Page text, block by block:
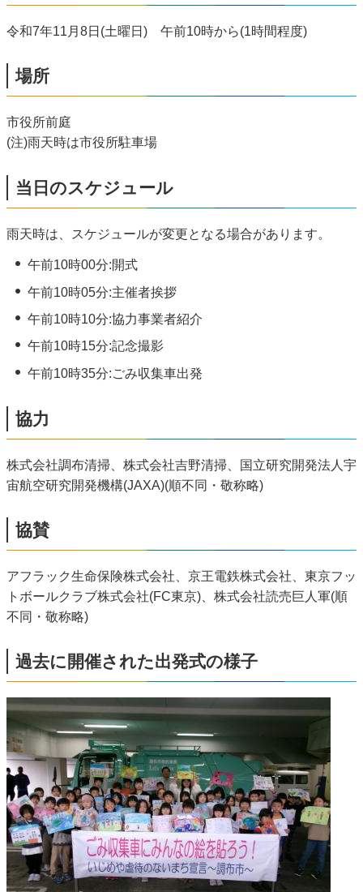
令和7年11月8日(土曜日) 午前10時から(1時間程度)
場所
市役所前庭
(注)雨天時は市役所駐車場
当日のスケジュール
雨天時は、スケジュールが変更となる場合があります。
午前10時00分:開式
午前10時05分:主催者挨拶
午前10時10分:協力事業者紹介
午前10時15分:記念撮影
午前10時35分:ごみ収集車出発
協力
株式会社調布清掃、株式会社吉野清掃、国立研究開発法人宇
宙航空研究開発機構(JAXA)(順不同・敬称略)
協賛
アフラック生命保険株式会社、京王電鉄株式会社、東京フッ
トボールクラブ株式会社(FC東京)、株式会社読売巨人軍(順
不同・敬称略)
過去に開催された出発式の様子